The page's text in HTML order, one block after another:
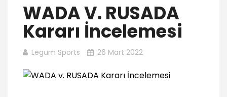
WADA V. RUSADA
Kararı İncelemesi
Legum Sports 26 Mart 2022